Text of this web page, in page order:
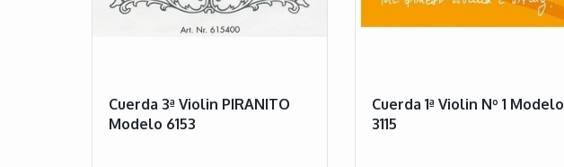
Cuerda 3ª Violin PIRANITO
Modelo 6153
Cuerda 1ª Violin Nº 1 Modelo
3115